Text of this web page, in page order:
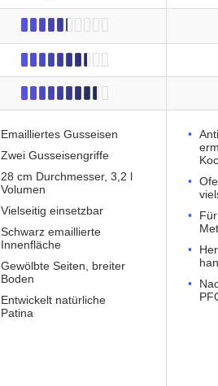
Emailliertes Gusseisen
Zwei Gusseisengriffe
28 cm Durchmesser, 3,2 l
Volumen
Vielseitig einsetzbar
Schwarz emaillierte
Innenfläche
Gewölbte Seiten, breiter
Boden
Entwickelt natürliche
Patina